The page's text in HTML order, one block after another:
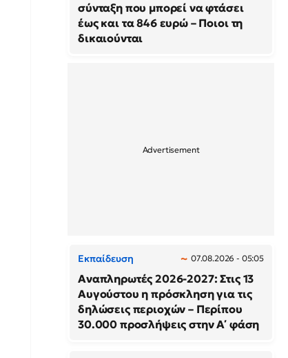
σύνταξη που μπορεί να φτάσει
έως και τα 846 ευρώ – Ποιοι τη
δικαιούνται
Εκπαίδευση 07.08.2026 - 05:05
Αναπληρωτές 2026-2027: Στις 13
Αυγούστου η πρόσκληση για τις
δηλώσεις περιοχών – Περίπου
30.000 προσλήψεις στην Α΄ φάση